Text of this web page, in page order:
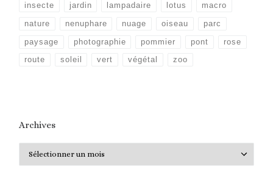
insecte jardin lampadaire lotus macro
nature nenuphare nuage oiseau parc
paysage photographie pommier pont rose
route soleil vert végétal zoo
Archives